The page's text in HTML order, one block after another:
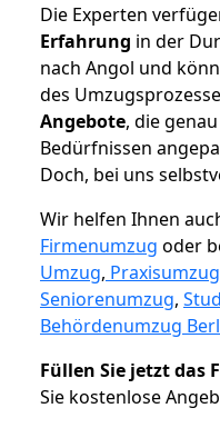
Die Experten
Erfahrung in der
nach Angol und
des
Angebote, die
Bedürfnissen
Doch, bei uns
Wir helfen Ihnen
Firmenumzug oder
Umzug, Praxisumzug
Seniorenumzug,
Behördenumzug
Füllen Sie jetzt das
Sie kostenlose